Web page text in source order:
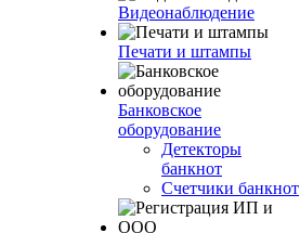
Видеонаблюдение
Печати и штампы
Банковское
оборудование
Детекторы
банкнот
Счетчики банкнот